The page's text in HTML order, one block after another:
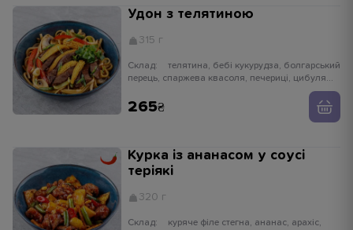
Удон з телятиною
315 г
Склад:
перець, спаржева квасоля, печериці, цибуля
порей, локшина удон, імбир, часник, біф соус,
цибуля зелена
265
Курка із ананасом у соусі
теріякі
320 г
Склад: